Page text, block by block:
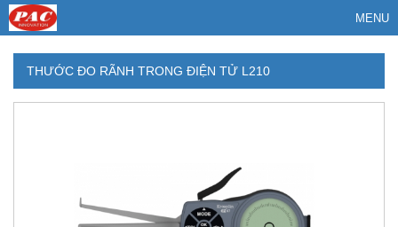
MENU
THƯỚC ĐO RÃNH TRONG ĐIỆN TỬ L210